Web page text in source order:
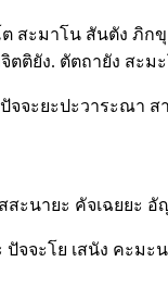
ะมาโน สันตัง ภิกขุ
ติยัง. ตัตถายัง สะม
จจะยะปะวาระณา
ะนายะ คัจเฉยยะ
จจะโย เสนัง คะมะ